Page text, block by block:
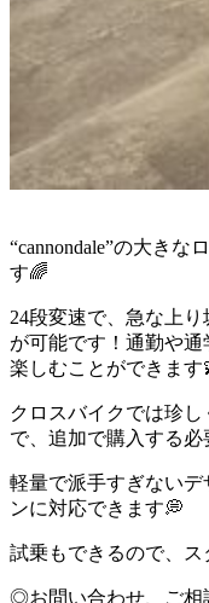
“cannondale”の大き
す🌈
24段変速で、急な上
が可能です！通勤や
楽しむことができます
クロスバイクでは珍
で、追加で購入する
軽量で派手すぎない
ンに対応できます💭
試乗もできるので、
◎お問い合わせ、ご相